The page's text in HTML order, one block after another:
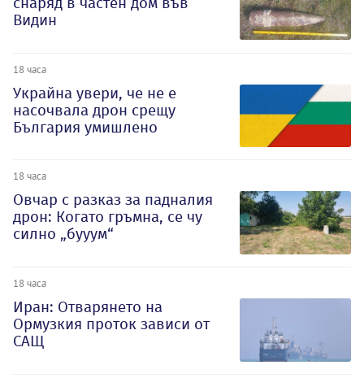
Видин
18 часа
Украйна увери, че не е
насочвала дрон срещу
България умишлено
18 часа
Овчар с разказ за падналия
дрон: Когато гръмна, се чу
силно „бууум“
18 часа
Иран: Отварянето на
Ормузкия проток зависи от
САЩ